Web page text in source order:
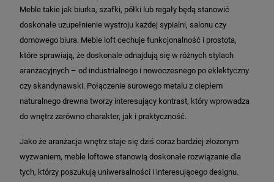
Meble takie jak biurka, szafki, półki lub regały będą stanowić
doskonałe uzupełnienie wystroju każdej sypialni, salonu czy
domowego biura. Meble loft cechuje funkcjonalność i prostota,
które sprawiają, że doskonale odnajdują się w różnych stylach
aranżacyjnych – od industrialnego i nowoczesnego po eklektyczny
czy skandynawski. Połączenie surowego metalu z ciepłem
naturalnego drewna tworzy interesujący kontrast, który wprowadza
do wnętrz zarówno charakter, jak i praktyczność.
Jako że aranżacja wnętrz staje się dziś coraz bardziej złożonym
wyzwaniem, meble loftowe stanowią doskonałe rozwiązanie dla
tych, którzy poszukują uniwersalności i interesującego designu.